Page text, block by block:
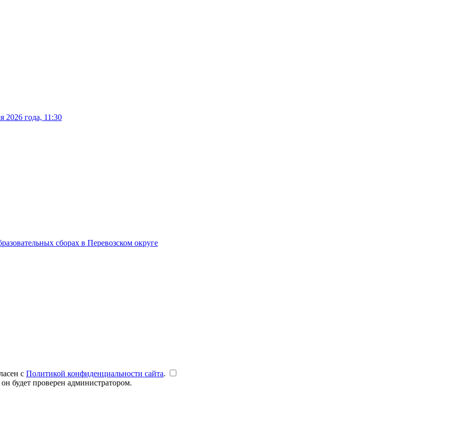
2026 года, 11:30
сборах в Перевозском округе
с Политикой конфиденциальности сайта.
будет проверен администратором.